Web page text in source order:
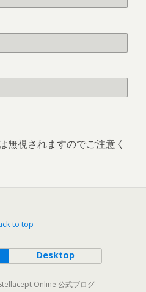
無視されますのでご注意く
to top
Desktop
Online 公式ブログ